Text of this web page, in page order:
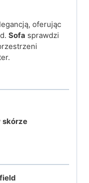
oferując
Sofa sprawdzi
skórze